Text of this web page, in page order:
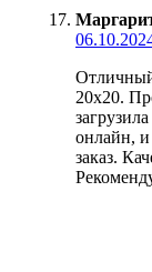
Отличный
20х20.
онлайн, и
заказ.